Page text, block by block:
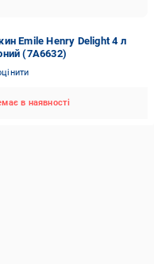
Emile Henry Delight 4 л
(7A6632)
в наявності